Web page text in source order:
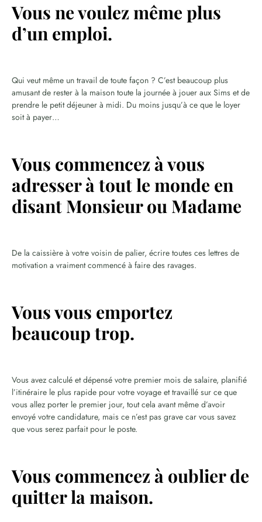
Vous ne voulez même plus
d’un emploi.
Qui veut même un travail de toute façon ? C’est beaucoup plus
amusant de rester à la maison toute la journée à jouer aux Sims et de
prendre le petit déjeuner à midi. Du moins jusqu’à ce que le loyer
soit à payer…
Vous commencez à vous
adresser à tout le monde en
disant Monsieur ou Madame
De la caissière à votre voisin de palier, écrire toutes ces lettres de
motivation a vraiment commencé à faire des ravages.
Vous vous emportez
beaucoup trop.
Vous avez calculé et dépensé votre premier mois de salaire, planifié
l’itinéraire le plus rapide pour votre voyage et travaillé sur ce que
vous allez porter le premier jour, tout cela avant même d’avoir
envoyé votre candidature, mais ce n’est pas grave car vous savez
que vous serez parfait pour le poste.
Vous commencez à oublier de
quitter la maison.